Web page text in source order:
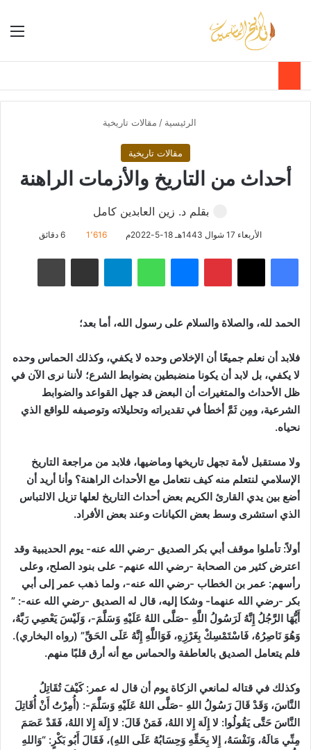
الوضع بحث عن
الرئيسية / مقالات تاريخية
مقالات تاريخية
أحداث من التاريخ والأزمات الراهنة
بقلم د. زين العابدين كامل
الأربعاء 17 شوال 1443هـ 18-5-2022م 1٬616
فيسبوك ‫X بينتيريستماسنجر واتساب تيلقرام مشاركة عبر البريد طباعة
الحمد لله، والصلاة والسلام على رسول الله، أما بعد؛
فلابد أن نعلم جميعًا أن الإخلاص وحده لا يكفي، وكذلك الحماس وحده
لا يكفي، بل لابد أن يكونا منضبطين بضوابط الشرع؛ لأننا نرى الآن في
ظل الأحداث والمتغيرات أن البعض قد جهل القواعد والضوابط
الشرعية، ومِن ثَمَّ أخطأ في تقديراته وتحليلاته وتوصيفه للواقع الذي
نحياه.
ولا مستقبل لأمة تجهل تاريخها وماضيها، فلابد من مراجعة التاريخ
الإسلامي لنتعلم منه كيف نتعامل مع الأحداث الراهنة؟ وأنا أريد أن
أضع بين يدي القارئ الكريم بعض أحداث التاريخ لعلها تزيل الالتباس
الذي استشرى وسط بعض الكيانات وعند بعض الأفراد.
أولاً:تأملوا موقف أبي بكر الصديق -رضي الله عنه- يوم الحديبية وقد
اعترض كثير من الصحابة -رضي الله عنهم- على بنود الصلح، وعلى
رأسهم: عمر بن الخطاب -رضي الله عنه-، ولما ذهب عمر إلى أبي
بكر -رضي الله عنهما- وشكا إليه، قال له الصديق -رضي الله عنه-: ”
أَيُّهَا الرَّجُلُ إِنَّهُ لَرَسُولُ اللَّهِ -صَلَّى اللهُ عَلَيْهِ وَسَلَّمَ-، وَلَيْسَ يَعْصِي رَبَّهُ،
وَهُوَ نَاصِرُهُ، فَاسْتَمْسِكْ بِغَرْزِهِ، فَوَاللَّهِ إِنَّهُ عَلَى الحَقِّ” (رواه البخاري).
فلم يتعامل الصديق بالعاطفة والحماس مع أنه أرق قلبًا منهم.
وكذلك في قتاله لمانعي الزكاة يوم أن قال له عمر: كَيْفَ تُقَاتِلُ
النَّاسَ، وَقَدْ قَالَ رَسُولُ اللهِ -صَلَّى اللهُ عَلَيْهِ وَسَلَّمَ-: (أُمِرْتُ أَنْ أُقَاتِلَ
النَّاسَ حَتَّى يَقُولُوا: لا إِلَهَ إِلا اللهُ، فَمَنْ قَالَ: لا إِلَهَ إِلا اللهُ، فَقَدْ عَصَمَ
مِنِّي مَالَهُ، وَنَفْسَهُ، إِلا بِحَقِّهِ وَحِسَابُهُ عَلَى اللهِ)، فَقَالَ أَبُو بَكْرٍ: “وَاللهِ